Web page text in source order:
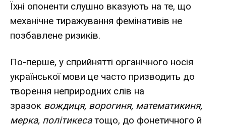
Їхні опоненти слушно вказують на те, що
механічне тиражування фемінативів не
позбавлене ризиків.
По-перше, у сприйнятті органічного носія
української мови це часто призводить до
творення неприродних слів на
зразок вождиця, ворогиня, математикиня,
мерка, політикесатощо, до фонетичного й